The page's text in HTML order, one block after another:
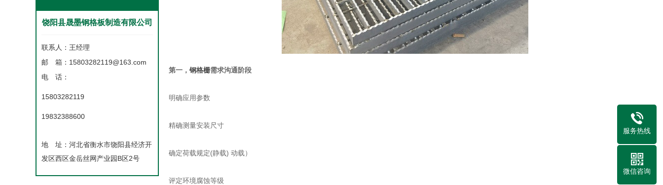
饶阳县晟墨钢格板制造有限公司
联系人：王经理
邮 箱：15803282119@163.com
电 话：
15803282119
19832388600
地 址：河北省衡水市饶阳县经济开
发区西区金岳丝网产业园B区2号
第一， 钢格栅需求沟通阶段
明确应用参数
精确测量安装尺寸
确定荷载规定(静载) 动载）
评定环境腐蚀等级
服务热线
微信咨询